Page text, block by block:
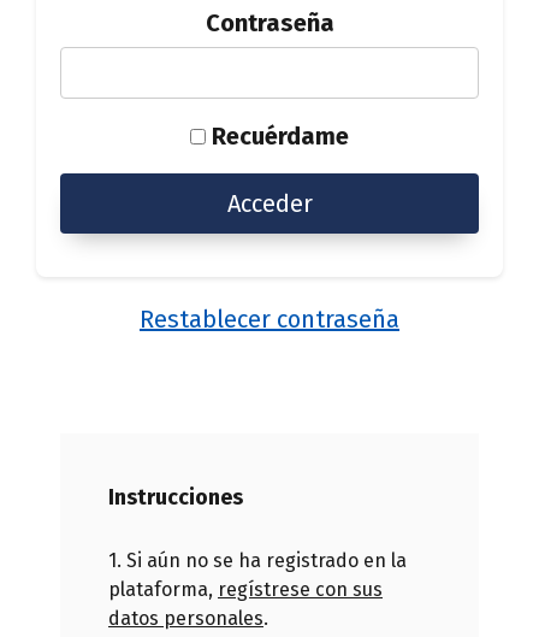
Contraseña
Recuérdame
Restablecer contraseña
Instrucciones
1. Si aún no se ha registrado en la
plataforma, regístrese con sus
datos personales.